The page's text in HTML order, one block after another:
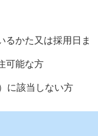
るかた又は採用日ま
可能な方
に該当しない方